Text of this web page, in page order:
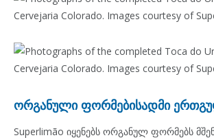
ორგანული ფორმებისადმი
Superlimão იყენებს ორგანულ ფორმებს